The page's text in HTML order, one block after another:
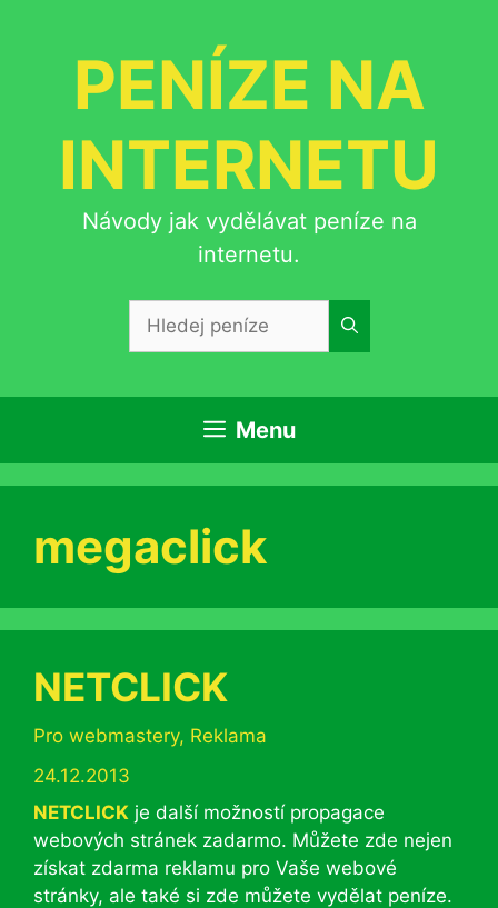
PENÍZE NA
INTERNETU
Návody jak vydělávat peníze na
internetu.
Menu
megaclick
NETCLICK
Rubriky
Pro webmastery, Reklama
24.12.2013
NETCLICK je další možností propagace
webových stránek zadarmo. Můžete zde nejen
získat zdarma reklamu pro Vaše webové
stránky, ale také si zde můžete vydělat peníze.